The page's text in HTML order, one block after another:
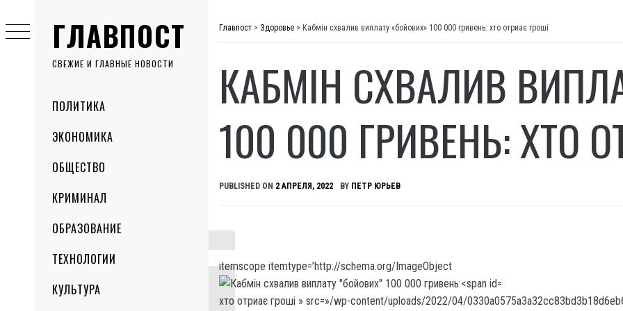
ГЛАВПОСТ
СВЕЖИЕ И ГЛАВНЫЕ НОВОСТИ
MenuПОЛИТИКА
ЭКОНОМИКА
ОБЩЕСТВО
КРИМИНАЛ
ОБРАЗОВАНИЕ
ТЕХНОЛОГИИ
КУЛЬТУРА
to
content
Главпост > Здоровье > Кабмін схвалив виплату «бойових» 100 000 гривень: хто отриає гроші
КАБМІН СХВАЛИВ
100 000 ГРИВЕНЬ: ХТО
PUBLISHED ON 2 АПРЕЛЯ, 2022 BY ПЕТР ЮРЬЕВ
itemscope itemtype=’http://schema.org/ImageObject
хто отриає гроші » src=»/wp-content/uploads/2022/04/